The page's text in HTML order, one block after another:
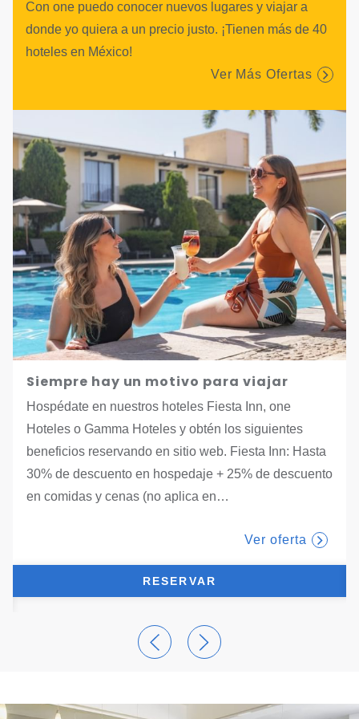
Con one puedo conocer nuevos lugares y viajar a
donde yo quiera a un precio justo. ¡Tienen más de 40
hoteles en México!
Ver Más Ofertas
Siempre hay un motivo para viajar
Hospédate en nuestros hoteles Fiesta Inn, one
Hoteles o Gamma Hoteles y obtén los siguientes
beneficios reservando en sitio web. Fiesta Inn: Hasta
30% de descuento en hospedaje + 25% de descuento
en comidas y cenas (no aplica en…
Ver oferta
RESERVAR